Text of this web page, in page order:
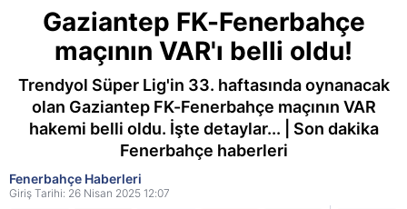
Gaziantep FK-Fenerbahçe
maçının VAR'ı belli oldu!
Trendyol Süper Lig'in 33. haftasında oynanacak
olan Gaziantep FK-Fenerbahçe maçının VAR
hakemi belli oldu. İşte detaylar... | Son dakika
Fenerbahçe haberleri
Fenerbahçe Haberleri
Giriş Tarihi: 26 Nisan 2025 12:07